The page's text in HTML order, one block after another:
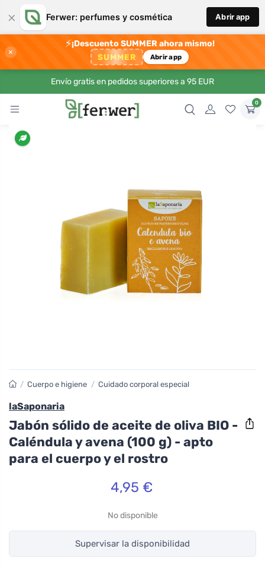
× Ferwer: perfumes y cosmética Abrir app
×
⚡¡Descuento SUMMER ahora mismo!
SUMMER Abrir app
Envío gratis en pedidos superiores a 95 EUR
0
/ Cuerpo e higiene / Cuidado corporal especial
laSaponaria
Jabón sólido de aceite de oliva BIO -
Caléndula y avena (100 g) - apto
para el cuerpo y el rostro
4,95 €
No disponible
Supervisar la disponibilidad